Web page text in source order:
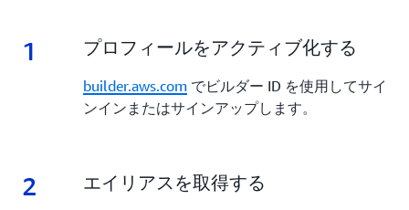
1 1.
プロフィールをアクティブ化する
builder.aws.comでビルダー ID を使用してサイ
ンインまたはサインアップします。
2 2.
エイリアスを取得する